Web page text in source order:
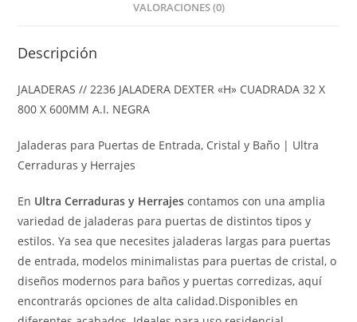
VALORACIONES (0)
Descripción
JALADERAS // 2236 JALADERA DEXTER «H» CUADRADA 32 X
800 X 600MM A.I. NEGRA
Jaladeras para Puertas de Entrada, Cristal y Baño | Ultra
Cerraduras y Herrajes
En Ultra Cerraduras y Herrajes contamos con una amplia
variedad de jaladeras para puertas de distintos tipos y
estilos. Ya sea que necesites jaladeras largas para puertas
de entrada, modelos minimalistas para puertas de cristal, o
diseños modernos para baños y puertas corredizas, aquí
encontrarás opciones de alta calidad.Disponibles en